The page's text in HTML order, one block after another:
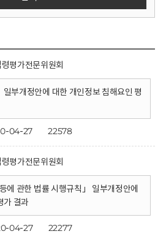
령평가전문위원회
일부개정안에 대한 개인정보 침해요인 평
04-27 22578
령평가전문위원회
에 관한 법률 시행규칙」 일부개정안에
가 결과
04-27 22277